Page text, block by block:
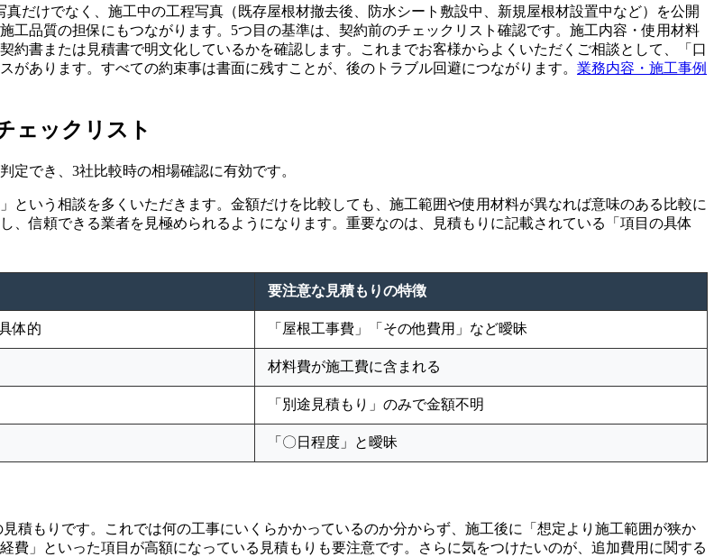
だけでなく、施工中の工程写真（既存屋根材撤去後、防水シート敷設中、新規屋根材設置中など）を公開
工品質の担保にもつながります。5つ目の基準は、契約前のチェックリスト確認です。施工内容・使用材料
書または見積書で明文化しているかを確認します。これまでお客様からよくいただくご相談として、「口
あります。すべての約束事は書面に残すことが、後のトラブル回避につながります。 業務内容・施工事例
ェックリスト
定でき、3社比較時の相場確認に有効です。
いう相談を多くいただきます。金額だけを比較しても、施工範囲や使用材料が異なれば意味のある比較に
信頼できる業者を見極められるようになります。重要なのは、見積もりに記載されている「項目の具体
要注意な見積もりの特徴
体的 「屋根工事費」「その他費用」など曖昧
材料費が施工費に含まれる
「別途見積もり」のみで金額不明
「〇日程度」と曖昧
もりです。これでは何の工事にいくらかかっているのか分からず、施工後に「想定より施工範囲が狭か
」といった項目が高額になっている見積もりも要注意です。さらに気をつけたいのが、追加費用に関する